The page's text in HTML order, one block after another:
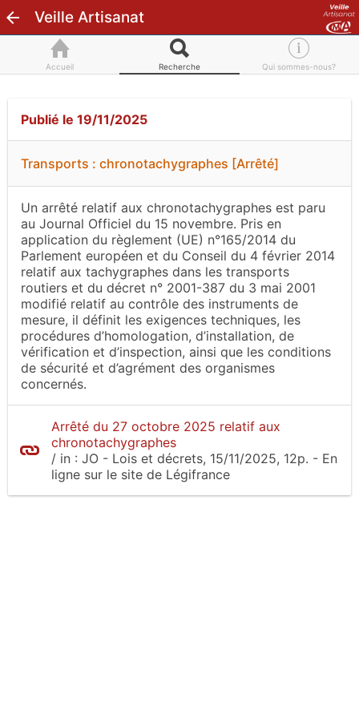
Veille Artisanat
Accueil Recherche Qui sommes-nous?
Publié le 19/11/2025
Transports : chronotachygraphes [Arrêté]
Un arrêté relatif aux chronotachygraphes est paru
au Journal Officiel du 15 novembre. Pris en
application du règlement (UE) n°165/2014 du
Parlement européen et du Conseil du 4 février 2014
relatif aux tachygraphes dans les transports
routiers et du décret n° 2001-387 du 3 mai 2001
modifié relatif au contrôle des instruments de
mesure, il définit les exigences techniques, les
procédures d’homologation, d’installation, de
vérification et d’inspection, ainsi que les conditions
de sécurité et d’agrément des organismes
concernés.
Arrêté du 27 octobre 2025 relatif aux
chronotachygraphes
/ in : JO - Lois et décrets, 15/11/2025, 12p. - En
ligne sur le site de Légifrance